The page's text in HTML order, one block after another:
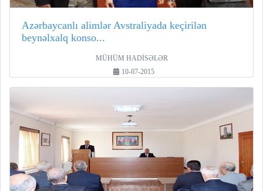
Azərbaycanlı alimlər Avstraliyada keçirilən
beynəlxalq konso...
MÜHÜM HADİSƏLƏR
10-07-2015